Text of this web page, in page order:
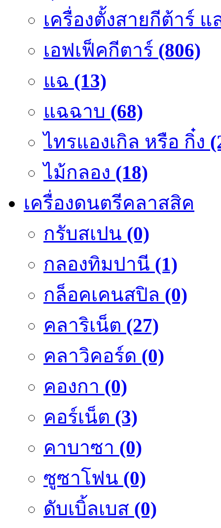
เครื่องตั้งสายกีต้าร์ แ
เอฟเฟ็คกีตาร์ (806)
แฉ (13)
แฉฉาบ (68)
ไทรแองเกิล หรือ กิ๋ง
ไม้กลอง (18)
เครื่องดนตรีคลาสสิค
กรับสเปน (0)
กลองทิมปานี (1)
กล็อคเคนสปิล (0)
คลาริเน็ต (27)
คลาวิคอร์ด (0)
คองกา (0)
คอร์เน็ต (3)
คาบาซา (0)
ซูซาโฟน (0)
ดับเบิ้ลเบส (0)